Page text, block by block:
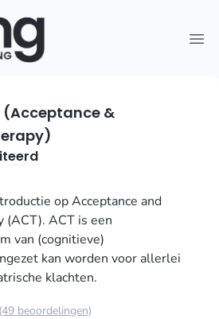
(Acceptance &
op Acceptance and
(ACT). ACT is een
van (cognitieve)
kan worden voor allerlei
klachten.
(49 beoordelingen)